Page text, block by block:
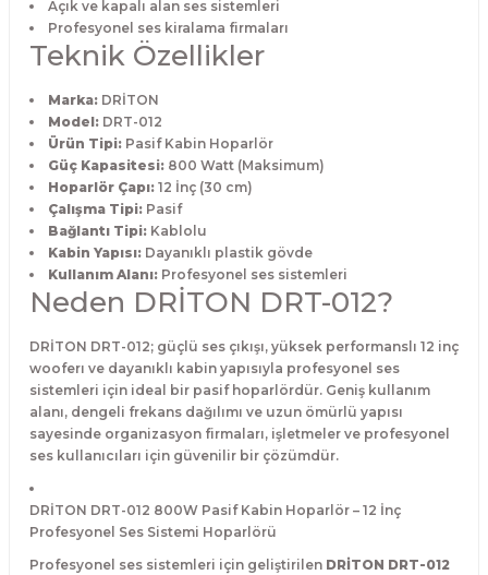
Açık ve kapalı alan ses sistemleri
Profesyonel ses kiralama firmaları
Teknik Özellikler
Marka: DRİTON
Model: DRT-012
Ürün Tipi: Pasif Kabin Hoparlör
Güç Kapasitesi: 800 Watt (Maksimum)
Hoparlör Çapı: 12 İnç (30 cm)
Çalışma Tipi: Pasif
Bağlantı Tipi: Kablolu
Kabin Yapısı: Dayanıklı plastik gövde
Kullanım Alanı: Profesyonel ses sistemleri
Neden DRİTON DRT-012?
DRİTON DRT-012; güçlü ses çıkışı, yüksek performanslı 12 inç
wooferı ve dayanıklı kabin yapısıyla profesyonel ses
sistemleri için ideal bir pasif hoparlördür. Geniş kullanım
alanı, dengeli frekans dağılımı ve uzun ömürlü yapısı
sayesinde organizasyon firmaları, işletmeler ve profesyonel
ses kullanıcıları için güvenilir bir çözümdür.
DRİTON DRT-012 800W Pasif Kabin Hoparlör – 12 İnç
Profesyonel Ses Sistemi Hoparlörü
Profesyonel ses sistemleri için geliştirilen DRİTON DRT-012